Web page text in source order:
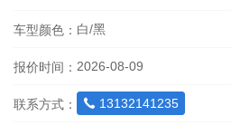
车型颜色： 白/黑
报价时间： 2026-08-09
联系方式：  13132141235